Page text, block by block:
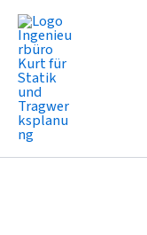
Zum
Inhalt
springen